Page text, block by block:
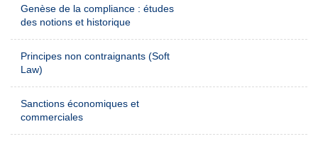
Genèse de la compliance : études
des notions et historique
Principes non contraignants (Soft
Law)
Sanctions économiques et
commerciales